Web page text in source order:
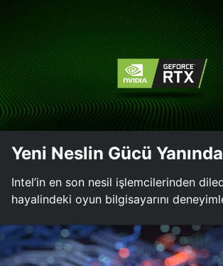
Yeni Neslin Gücü Yanında
Intel’in en son nesil işlemcilerinden
hayalindeki oyun bilgisayarını